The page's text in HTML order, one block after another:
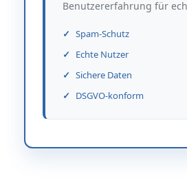
Benutzererfahrung für
Spam-Schutz
Echte Nutzer
Sichere Daten
DSGVO-konform